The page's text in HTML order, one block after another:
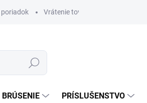
poriadok Vrátenie tovaru
Hľadať
BRÚSENIE PRÍSLUŠENSTVO